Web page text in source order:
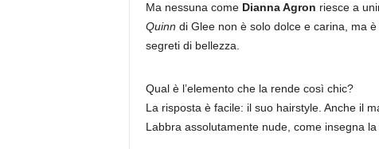
Ma nessuna come Dianna Agron riesce a
Quinn di Glee non è solo dolce e carina, ma
segreti di bellezza.
Qual è l’elemento che la rende così chic?
La risposta è facile: il suo hairstyle. Anche il
Labbra assolutamente nude, come insegna